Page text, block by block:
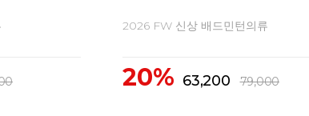
2026 FW 신상 배드민턴의류
20% 76,000 95,000